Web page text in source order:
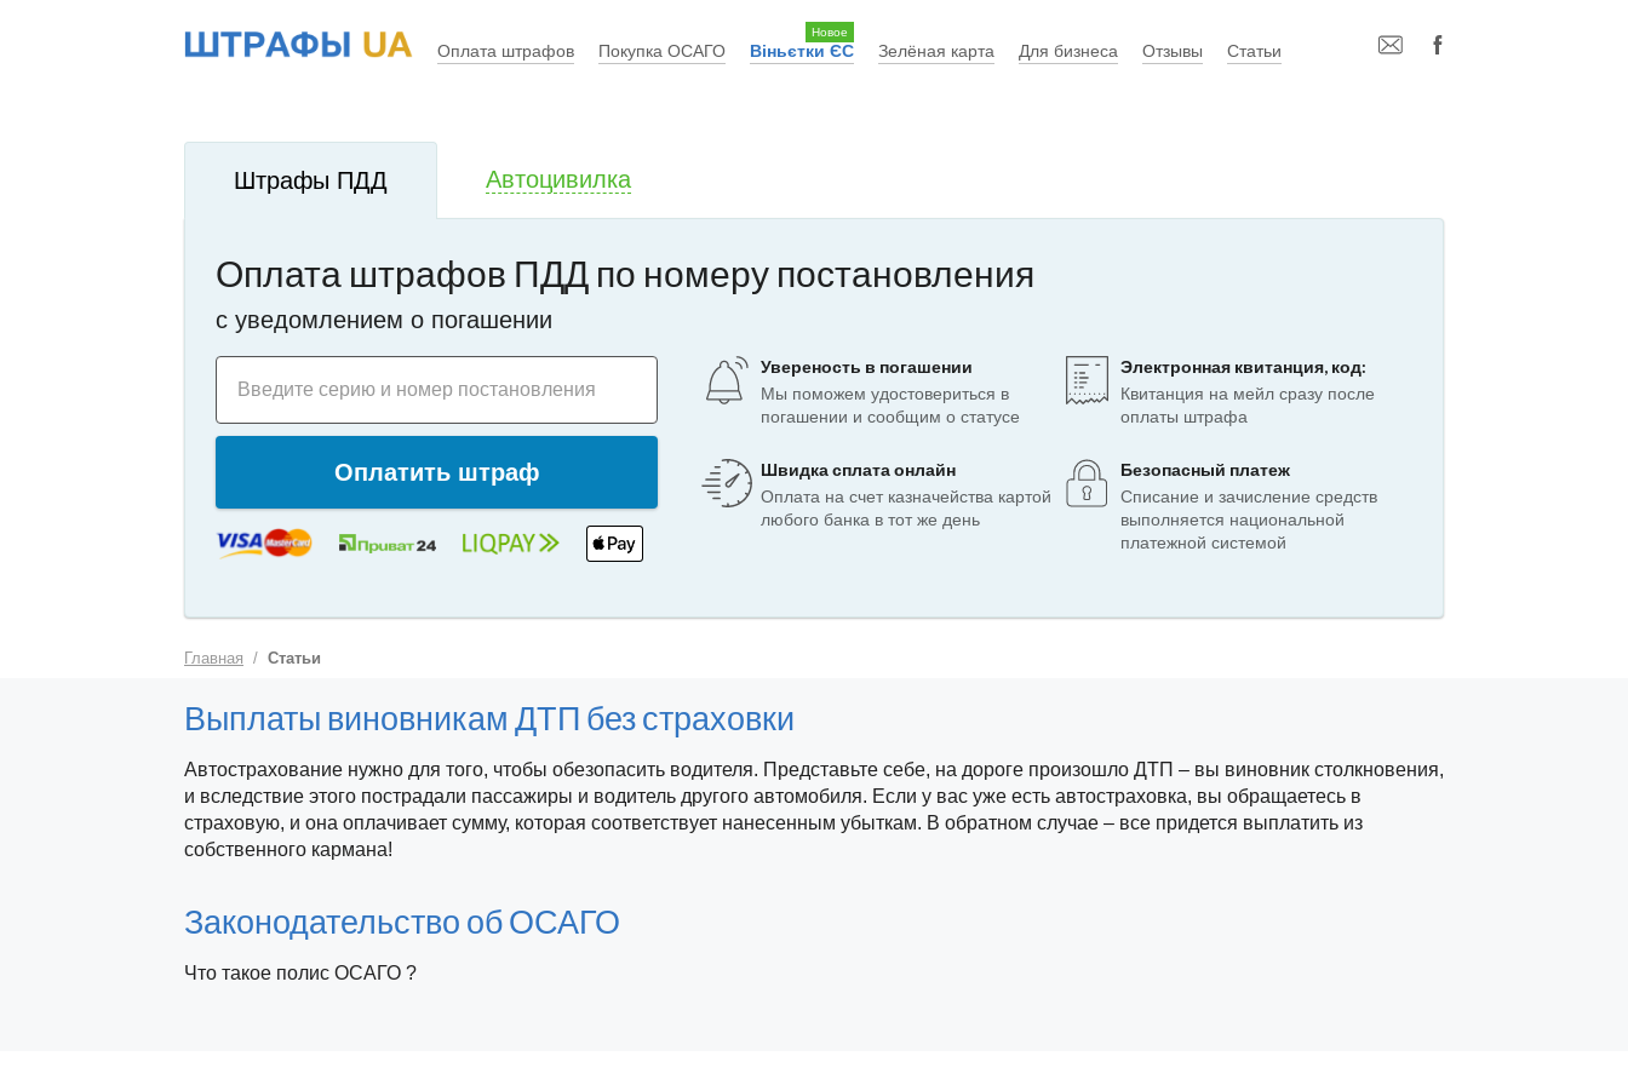
Оплата штрафов Покупка ОСАГО Віньєтки ЄС
Новое
Зелёная карта Для бизнеса Отзывы Статьи
Штрафы ПДД Автоцивилка
Оплата штрафов ПДД по номеру постановления
c уведомлением о погашении
Введите серию и номер постановления
Оплатить штраф
Увереность в погашении
Мы поможем удостовериться в
погашении и сообщим о статусе
Электронная квитанция, код:
Квитанция на мейл сразу после
оплаты штрафа
Швидка сплата онлайн
Оплата на счет казначейства картой
любого банка в тот же день
Безопасный платеж
Списание и зачисление средств
выполняется национальной
платежной системой
Главная Статьи
Выплаты виновникам ДТП без страховки
Автострахование нужно для того, чтобы обезопасить водителя. Представьте себе, на дороге произошло ДТП – вы виновник столкновения,
и вследствие этого пострадали пассажиры и водитель другого автомобиля. Если у вас уже есть автостраховка, вы обращаетесь в
страховую, и она оплачивает сумму, которая соответствует нанесенным убыткам. В обратном случае – все придется выплатить из
собственного кармана!
Законодательство об ОСАГО
Что такое полис ОСАГО ?